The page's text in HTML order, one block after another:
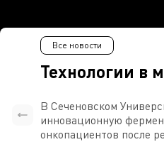
Технологии в
Все новости
В Сеченовском
инновационную
онкопациентов после